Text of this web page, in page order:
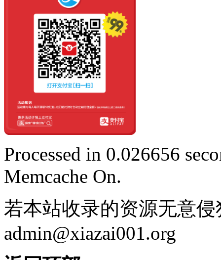
Processed in 0.026656
Memcache On.
若本站收录的资源无意
admin@xiazai001.org